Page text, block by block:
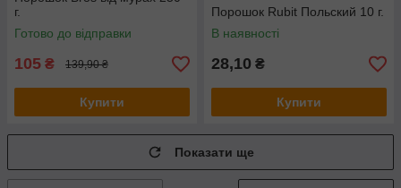
г.
Готово до відправки
105 ₴ 139,90 ₴
Купити
Порошок Rubit Польский 10 г.
В наявності
28,10 ₴
Купити
Показати ще